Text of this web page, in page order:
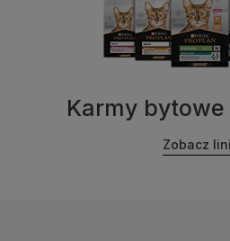
Karmy
Zobacz